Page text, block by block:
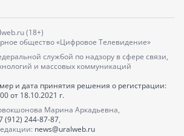
(18+)
общество «Цифровое Телевидение»
службой по надзору в сфере связи,
и массовых коммуникаций
и дата принятия решения о регистрации:
от 18.10.2021 г.
Марина Аркадьевна,
(912) 244-87-87,
news@uralweb.ru